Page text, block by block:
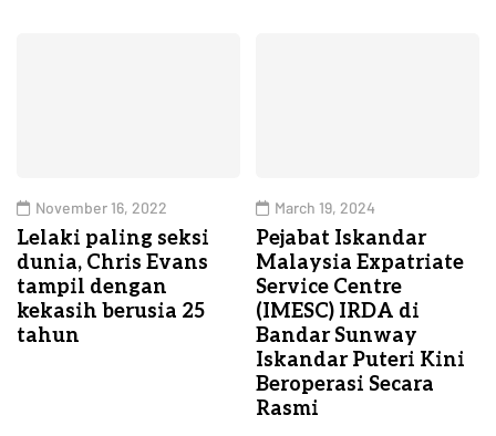
November 16, 2022
Lelaki paling seksi
dunia, Chris Evans
tampil dengan
kekasih berusia 25
tahun
March 19, 2024
Pejabat Iskandar
Malaysia Expatriate
Service Centre
(IMESC) IRDA di
Bandar Sunway
Iskandar Puteri Kini
Beroperasi Secara
Rasmi